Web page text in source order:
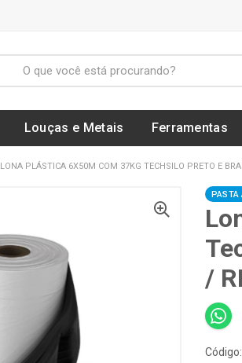
Louças e Metais Ferramentas
LONA PLÁSTICA 6X50M COM 37KG TECHSILO PRETO E
PASTA
/